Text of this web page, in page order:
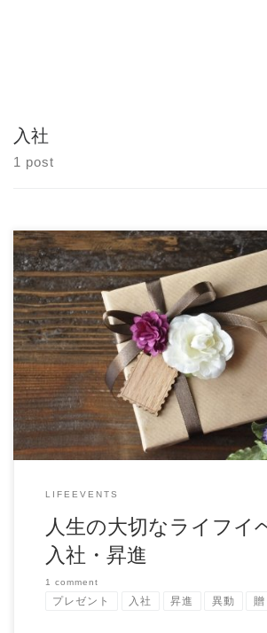
入社
1 post
沢山の面接を経てはるばる社会人デビューす
してお金を稼ぐというミッションを背負い
LIFEEVENTS
人生の大切なライフ
入社・昇進
1 comment
プレゼント 入社 昇進 異動 贈